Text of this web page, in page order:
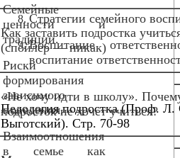
Стратегии семейного
Воспитание
воспитание
Педология подростка (Проф. Л.
Выготский). Стр. 70-98
Семейные
ценности и
традиции.
Риски
формирования
зависимого
поведения.
Взаимоотношения
в семье как
Как заставить подростка
(спойлер — никак)
«Не хочу идти в школу».
подросток не хочет учиться?